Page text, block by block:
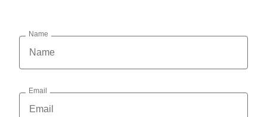
Name
Email